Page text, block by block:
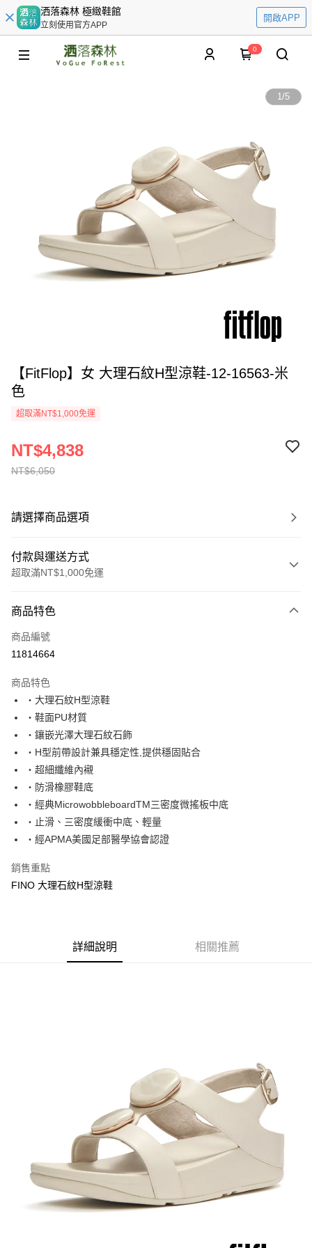
洒落森林 極緻鞋館
立刻使用官方APP
開啟APP
0
1/5
【FitFlop】女 大理石紋H型涼鞋-12-16563-米
色
超取滿NT$1,000免運
NT$6,050
NT$4,838
請選擇商品選項
付款與運送方式
超取滿NT$1,000免運
信用卡一次付款
超商取貨付款
運送方式
全家取貨付款
每筆NT$60，滿NT$1,000(含以上)免運費
7-11取貨付款
每筆NT$60，滿NT$1,000(含以上)免運費
宅配
每筆NT$80，滿NT$1,000(含以上)免運費
商品特色
商品編號
11814664
商品特色
‧大理石紋H型涼鞋
‧鞋面PU材質
‧鑲嵌光澤大理石紋石飾
‧H型前帶設計兼具穩定性,提供穩固貼合
‧超細纖維內襯
‧防滑橡膠鞋底
‧經典MicrowobbleboardTM三密度微搖板中底
‧止滑、三密度緩衝中底、輕量
‧經APMA美國足部醫學協會認證
銷售重點
FINO 大理石紋H型涼鞋
詳細說明 相關推薦